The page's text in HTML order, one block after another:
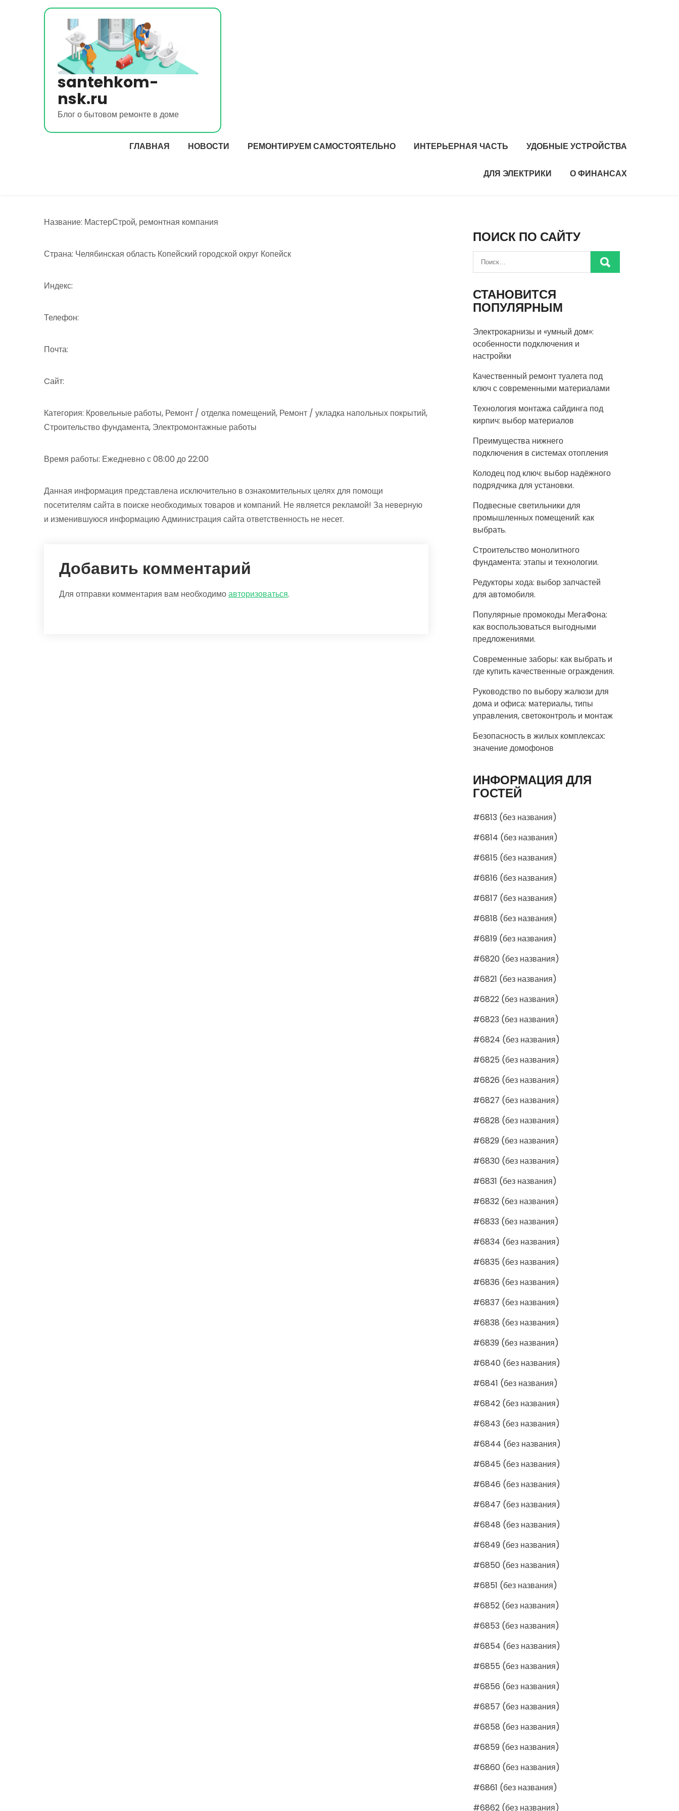
santehkom-
nsk.ru
Блог о бытовом ремонте в доме
ГЛАВНАЯ НОВОСТИ РЕМОНТИРУЕМ САМОСТОЯТЕЛЬНО ИНТЕРЬЕРНАЯ ЧАСТЬ УДОБНЫЕ УСТРОЙСТВА
ДЛЯ ЭЛЕКТРИКИ О ФИНАНСАХ
Название: МастерСтрой, ремонтная компания
Страна: Челябинская область Копейский городской округ Копейск
Индекс:
Телефон:
Почта:
Cайт:
Категория: Кровельные работы, Ремонт / отделка помещений, Ремонт / укладка напольных покрытий,
Строительство фундамента, Электромонтажные работы
Время работы: Ежедневно с 08:00 до 22:00
Данная информация представлена исключительно в ознакомительных целях для помощи
посетителям сайта в поиске необходимых товаров и компаний. Не является рекламой! За неверную
и изменившуюся информацию Администрация сайта ответственность не несет.
Добавить комментарий
Для отправки комментария вам необходимоавторизоваться.
ПОИСК ПО САЙТУ
СТАНОВИТСЯ
ПОПУЛЯРНЫМ
Электрокарнизы и «умный дом»:
особенности подключения и
настройки
Качественный ремонт туалета под
ключ с современными материалами
Технология монтажа сайдинга под
кирпич: выбор материалов
Преимущества нижнего
подключения в системах отопления
Колодец под ключ: выбор надёжного
подрядчика для установки.
Подвесные светильники для
промышленных помещений: как
выбрать.
Строительство монолитного
фундамента: этапы и технологии.
Редукторы хода: выбор запчастей
для автомобиля.
Популярные промокоды МегаФона:
как воспользоваться выгодными
предложениями.
Современные заборы: как выбрать и
где купить качественные ограждения.
Руководство по выбору жалюзи для
дома и офиса: материалы, типы
управления, светоконтроль и монтаж
Безопасность в жилых комплексах:
значение домофонов
ИНФОРМАЦИЯ ДЛЯ
ГОСТЕЙ
#6813 (без названия)
#6814 (без названия)
#6815 (без названия)
#6816 (без названия)
#6817 (без названия)
#6818 (без названия)
#6819 (без названия)
#6820 (без названия)
#6821 (без названия)
#6822 (без названия)
#6823 (без названия)
#6824 (без названия)
#6825 (без названия)
#6826 (без названия)
#6827 (без названия)
#6828 (без названия)
#6829 (без названия)
#6830 (без названия)
#6831 (без названия)
#6832 (без названия)
#6833 (без названия)
#6834 (без названия)
#6835 (без названия)
#6836 (без названия)
#6837 (без названия)
#6838 (без названия)
#6839 (без названия)
#6840 (без названия)
#6841 (без названия)
#6842 (без названия)
#6843 (без названия)
#6844 (без названия)
#6845 (без названия)
#6846 (без названия)
#6847 (без названия)
#6848 (без названия)
#6849 (без названия)
#6850 (без названия)
#6851 (без названия)
#6852 (без названия)
#6853 (без названия)
#6854 (без названия)
#6855 (без названия)
#6856 (без названия)
#6857 (без названия)
#6858 (без названия)
#6859 (без названия)
#6860 (без названия)
#6861 (без названия)
#6862 (без названия)